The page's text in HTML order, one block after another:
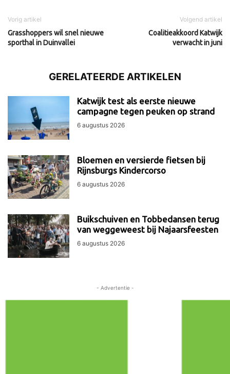
Vorig artikel
Grasshoppers wil snel nieuwe
sporthal in Duinvallei
Volgend artikel
Coalitieakkoord Katwijk
verwacht in juni
GERELATEERDE ARTIKELEN
Katwijk test als eerste nieuwe
campagne tegen peuken op strand
6 augustus 2026
Bloemen en versierde fietsen bij
Rijnsburgs Kindercorso
6 augustus 2026
Buikschuiven en Tobbedansen terug
van weggeweest bij Najaarsfeesten
6 augustus 2026
- Advertentie -